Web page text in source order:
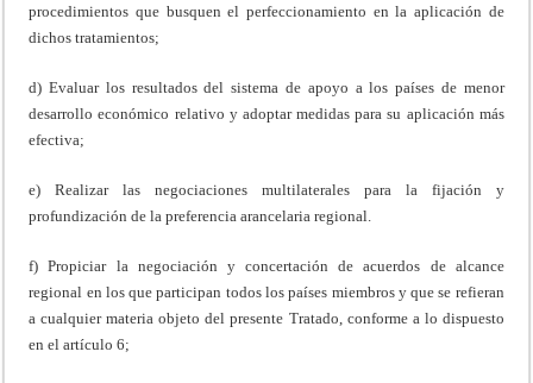
procedimientos que busquen el perfeccionamiento en la aplicación de
dichos tratamientos;
d) Evaluar los resultados del sistema de apoyo a los países de menor
desarrollo económico relativo y adoptar medidas para su aplicación más
efectiva;
e) Realizar las negociaciones multilaterales para la fijación y
profundización de la preferencia arancelaria regional.
f) Propiciar la negociación y concertación de acuerdos de alcance
regional en los que participan todos los países miembros y que se refieran
a cualquier materia objeto del presente Tratado, conforme a lo dispuesto
en el artículo 6;